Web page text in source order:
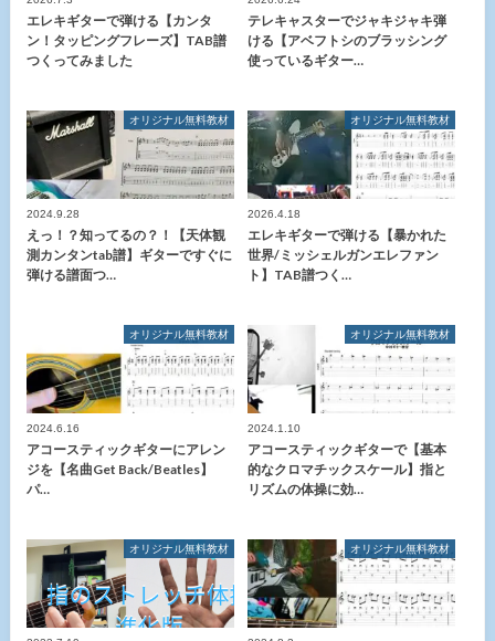
エレキギターで弾ける【カンタ
ン！タッピングフレーズ】TAB譜
つくってみました
テレキャスターでジャキジャキ弾
ける【アベフトシのブラッシング
使っているギター…
オリジナル無料教材
2024.9.28
えっ！？知ってるの？！【天体観
測カンタンtab譜】ギターですぐに
弾ける譜面つ…
オリジナル無料教材
2026.4.18
エレキギターで弾ける【暴かれた
世界/ミッシェルガンエレファン
ト】TAB譜つく…
オリジナル無料教材
2024.6.16
アコースティックギターにアレン
ジを【名曲Get Back/Beatles】
パ…
オリジナル無料教材
2024.1.10
アコースティックギターで【基本
的なクロマチックスケール】指と
リズムの体操に効…
オリジナル無料教材 オリジナル無料教材